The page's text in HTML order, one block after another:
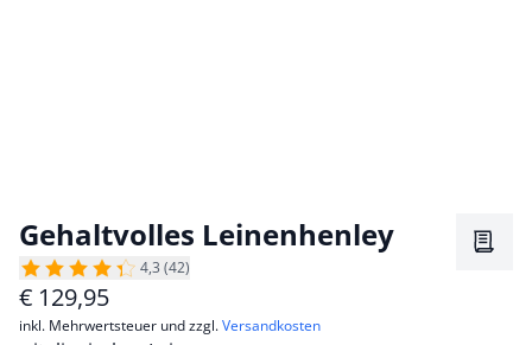
Gehaltvolles Leinenhenley
4,3 (42)
€ 129,95
inkl. Mehrwertsteuer und zzgl.Versandkosten